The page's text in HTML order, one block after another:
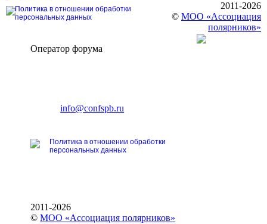
Политика в отношении обработки
персональных данных
2011-2026
© МОО «Ассоциация
полярников»
Оператор форума
E-mail:info@confspb.ru
Политика в отношении обработки
персональных данных
2011-2026
©МОО «Ассоциация полярников»